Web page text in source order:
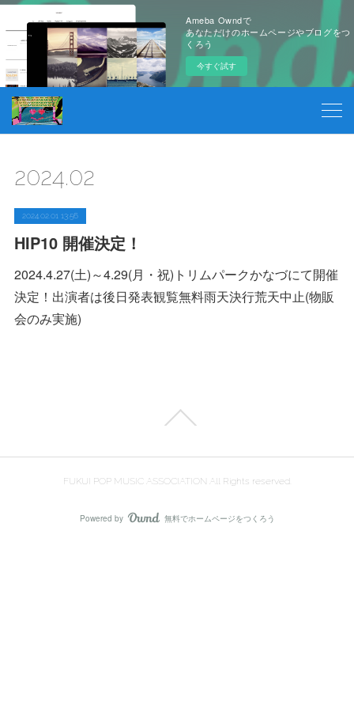
Ameba Owndで
あなただけのホームページやブログをつ
くろう
今すぐ試す
2024.02
2024.02.01 13:56
HIP10 開催決定！
2024.4.27(土)～4.29(月・祝)トリムパークかなづにて開催
決定！出演者は後日発表観覧無料雨天決行荒天中止(物販
会のみ実施)
FUKUI POP MUSIC ASSOCIATION All Rights reserved.
Powered by AmebaOwnd
無料でホームページをつくろう